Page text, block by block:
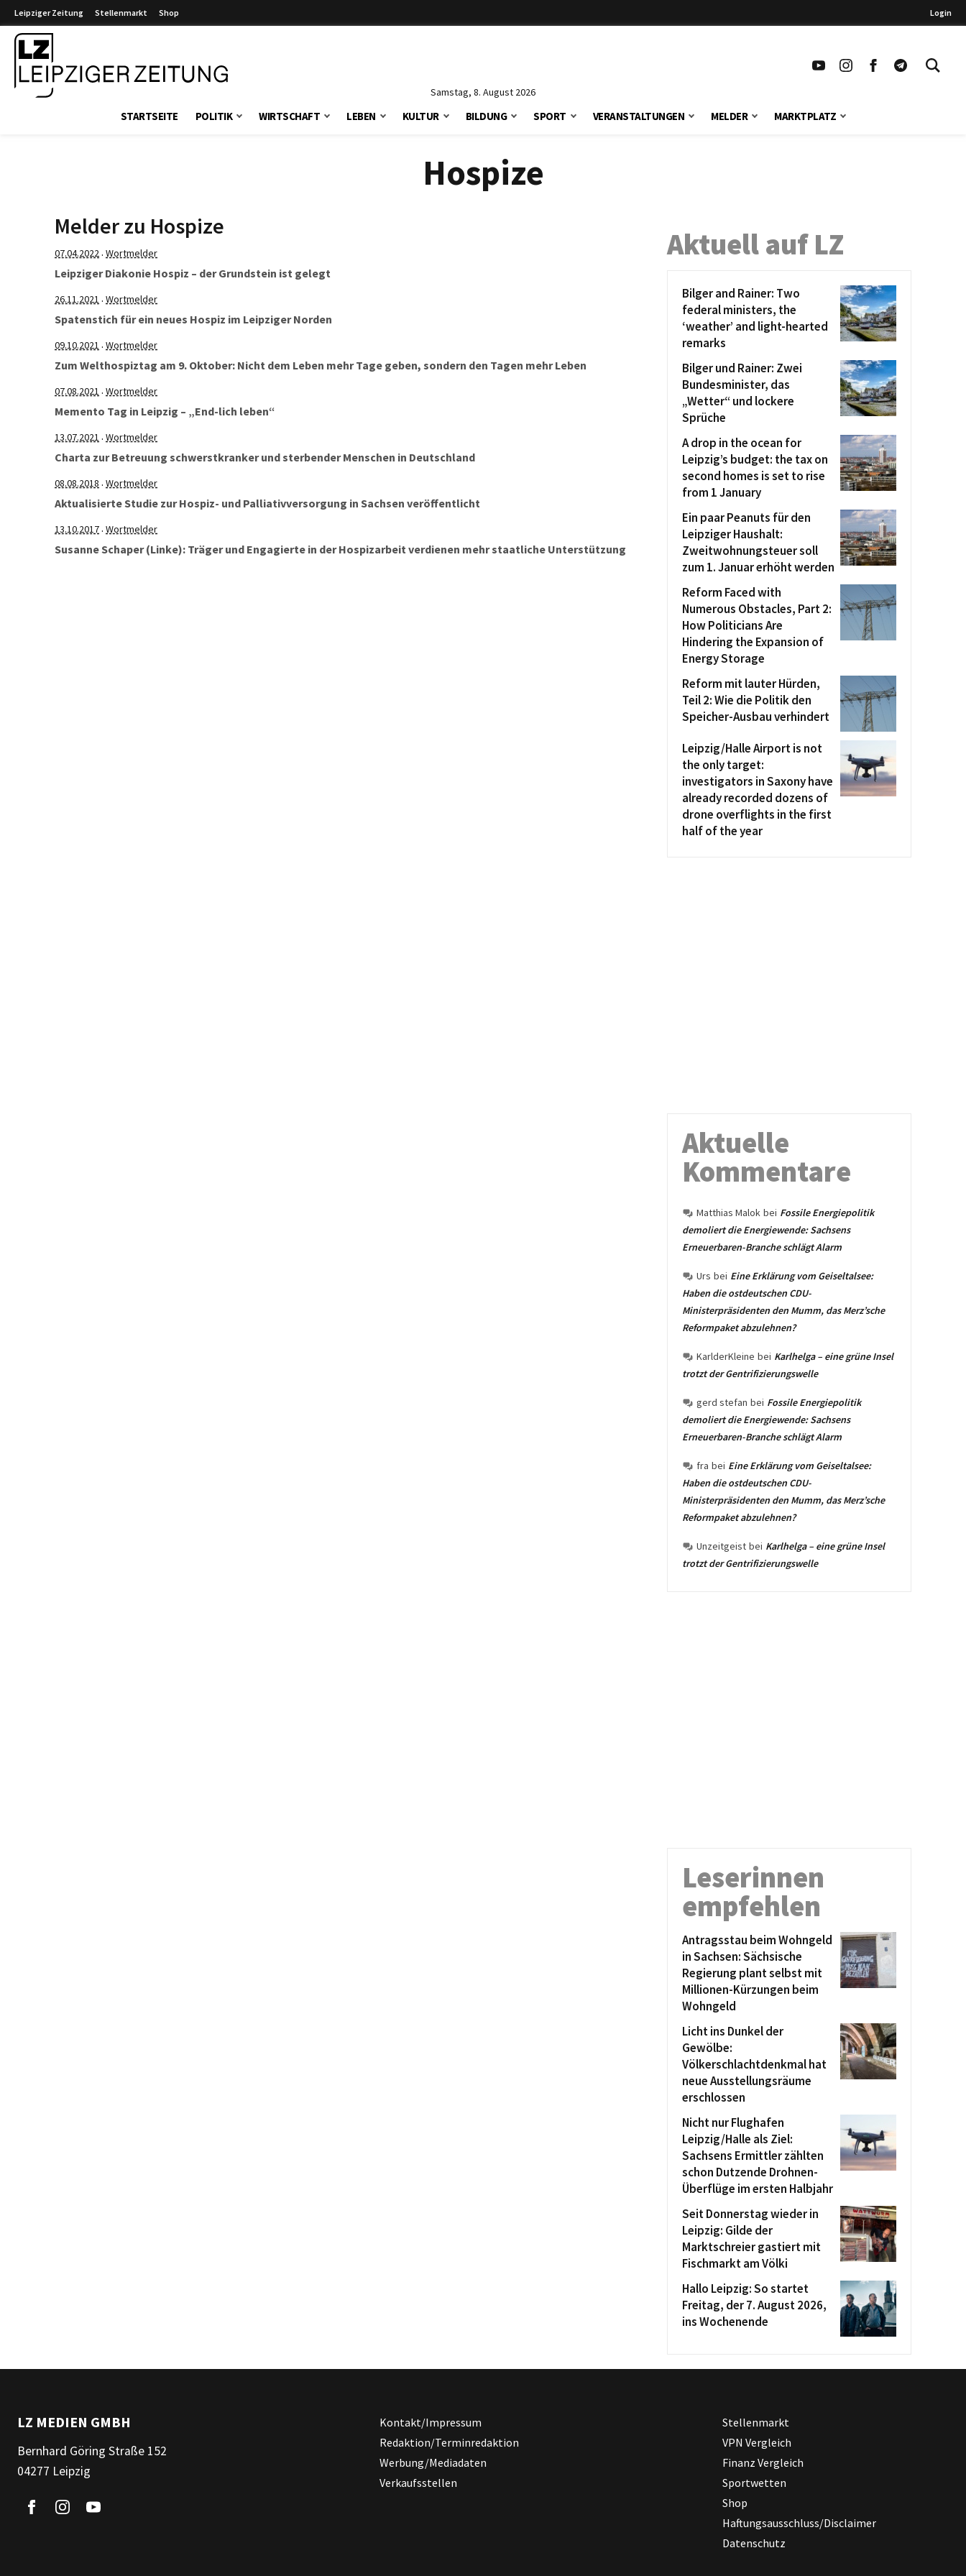
Leipziger Zeitung Stellenmarkt Shop Login
Samstag, 8. August 2026
STARTSEITE POLITIK WIRTSCHAFT LEBEN KULTUR BILDUNG SPORT VERANSTALTUNGEN MELDER MARKTPLATZ
Hospize
Melder zu Hospize
07.04.2022· Wortmelder
Leipziger Diakonie Hospiz – der Grundstein ist gelegt
26.11.2021 · Wortmelder
Spatenstich für ein neues Hospiz im Leipziger Norden
09.10.2021 · Wortmelder
Zum Welthospiztag am 9. Oktober: Nicht dem Leben mehr Tage geben, sondern den Tagen mehr Leben
07.08.2021 · Wortmelder
Memento Tag in Leipzig – „End-lich leben“
13.07.2021 · Wortmelder
Charta zur Betreuung schwerstkranker und sterbender Menschen in Deutschland
08.08.2018 · Wortmelder
Aktualisierte Studie zur Hospiz- und Palliativversorgung in Sachsen veröffentlicht
13.10.2017· Wortmelder
Susanne Schaper (Linke): Träger und Engagierte in der Hospizarbeit verdienen mehr staatliche Unterstützung
Aktuell auf LZ
Bilger and Rainer: Two
federal ministers, the
‘weather’ and light-hearted
remarks
Bilger und Rainer: Zwei
Bundesminister, das
„Wetter“ und lockere
Sprüche
A drop in the ocean for
Leipzig’s budget: the tax on
second homes is set to rise
from 1 January
Ein paar Peanuts für den
Leipziger Haushalt:
Zweitwohnungsteuer soll
zum 1. Januar erhöht werden
Reform Faced with
Numerous Obstacles, Part 2:
How Politicians Are
Hindering the Expansion of
Energy Storage
Reform mit lauter Hürden,
Teil 2: Wie die Politik den
Speicher-Ausbau verhindert
Leipzig/Halle Airport is not
the only target:
investigators in Saxony have
already recorded dozens of
drone overflights in the first
half of the year
Aktuelle
Kommentare
Matthias Malok bei Fossile Energiepolitik
demoliert die Energiewende: Sachsens
Erneuerbaren-Branche schlägt Alarm
Urs bei Eine Erklärung vom Geiseltalsee:
Haben die ostdeutschen CDU-
Ministerpräsidenten den Mumm, das Merz’sche
Reformpaket abzulehnen?
KarlderKleine bei Karlhelga – eine grüne Insel
trotzt der Gentrifizierungswelle
gerd stefan bei Fossile Energiepolitik
demoliert die Energiewende: Sachsens
Erneuerbaren-Branche schlägt Alarm
fra bei Eine Erklärung vom Geiseltalsee:
Haben die ostdeutschen CDU-
Ministerpräsidenten den Mumm, das Merz’sche
Reformpaket abzulehnen?
Unzeitgeist bei Karlhelga – eine grüne Insel
trotzt der Gentrifizierungswelle
Leserinnen
empfehlen
Antragsstau beim Wohngeld
in Sachsen: Sächsische
Regierung plant selbst mit
Millionen-Kürzungen beim
Wohngeld
Licht ins Dunkel der
Gewölbe:
Völkerschlachtdenkmal hat
neue Ausstellungsräume
erschlossen
Nicht nur Flughafen
Leipzig/Halle als Ziel:
Sachsens Ermittler zählten
schon Dutzende Drohnen-
Überflüge im ersten Halbjahr
Seit Donnerstag wieder in
Leipzig: Gilde der
Marktschreier gastiert mit
Fischmarkt am Völki
Hallo Leipzig: So startet
Freitag, der 7. August 2026,
ins Wochenende
LZ MEDIEN GMBH
Bernhard Göring Straße 152
04277 Leipzig
Kontakt/Impressum
Redaktion/Terminredaktion
Werbung/Mediadaten
Verkaufsstellen
Stellenmarkt
VPN Vergleich
Finanz Vergleich
Sportwetten
Shop
Haftungsausschluss/Disclaimer
Datenschutz